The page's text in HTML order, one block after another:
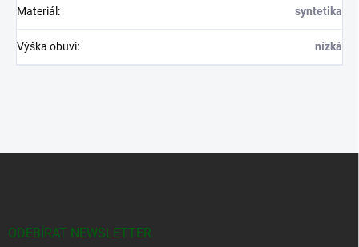
Materiál : syntetika
Výška obuvi: nízká
ODEBÍRAT NEWSLETTER